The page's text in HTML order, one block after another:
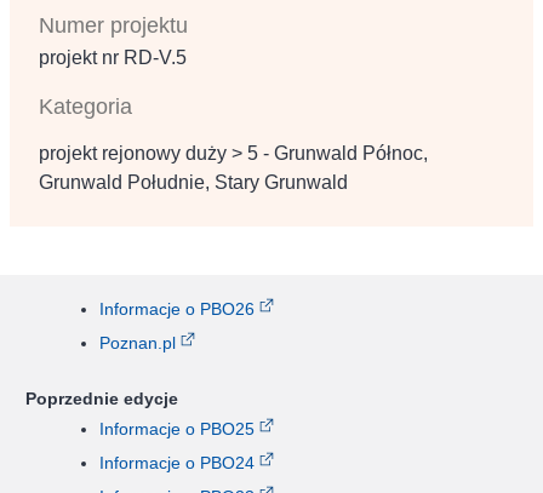
Numer projektu
projekt nr RD‐V.5
Kategoria
projekt rejonowy duży > 5 - Grunwald Północ,
Grunwald Południe, Stary Grunwald
Informacje o PBO26
Poznan.pl
Poprzednie edycje
Informacje o PBO25
Informacje o PBO24